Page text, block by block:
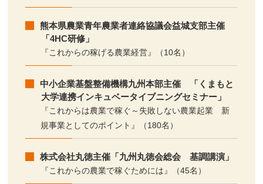
熊本県農業青年農業者連絡協議会益城支部主催
「4HC研修」
『これからの稼げる農業経営』（10名）
中小企業基盤整備機構九州本部主催 「くまもと
大学連携インキュベータイブニングセミナー」
『これからは農業で稼ぐ～失敗しない農業起業 新
規事業としてのポイント』（180名）
株式会社丸徳主催「九州丸徳会総会 基調講演」
『これからの農業で稼ぐためには』（45名）